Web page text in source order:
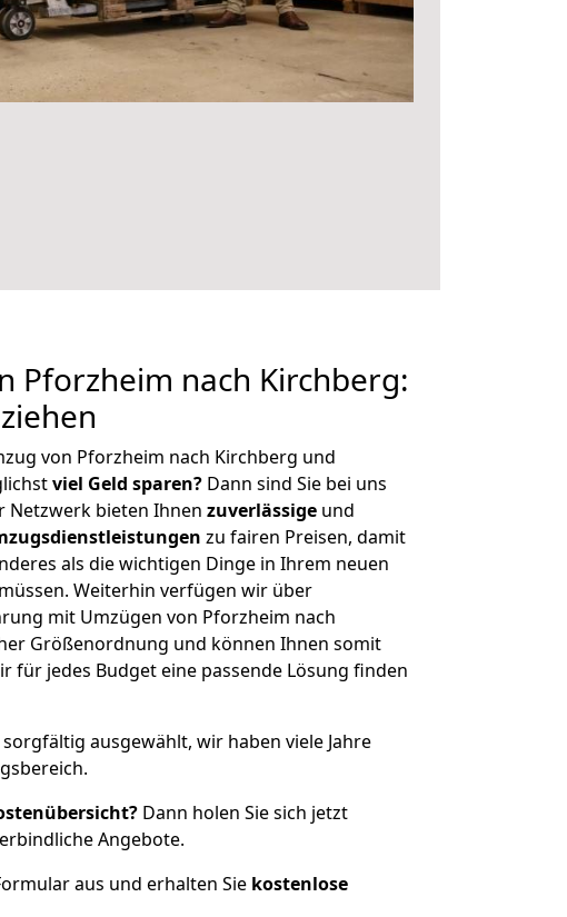
Pforzheim nach Kirchberg:
von Pforzheim nach Kirchberg und
viel Geld sparen? Dann sind Sie bei uns
Netzwerk bieten Ihnen zuverlässige und
zu fairen Preisen, damit
als die wichtigen Dinge in Ihrem neuen
Weiterhin verfügen wir über
mit Umzügen von Pforzheim nach
Größenordnung und können Ihnen somit
für jedes Budget eine passende Lösung finden
ausgewählt, wir haben viele Jahre
Dann holen Sie sich jetzt
Angebote.
aus und erhalten Sie kostenlose